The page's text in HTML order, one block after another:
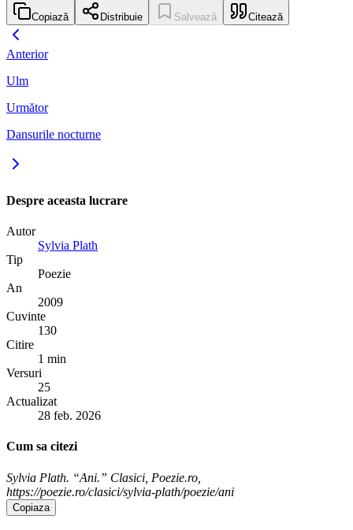
Copiază Distribuie Salvează Citează
Anterior
Ulm
Următor
Dansurile nocturne
Despre aceasta lucrare
Autor
Sylvia Plath
Tip
Poezie
An
2009
Cuvinte
130
Citire
1 min
Versuri
25
Actualizat
28 feb. 2026
Cum sa citezi
Sylvia Plath. “Ani.” Clasici, Poezie.ro,
https://poezie.ro/clasici/sylvia-plath/poezie/ani
Copiaza